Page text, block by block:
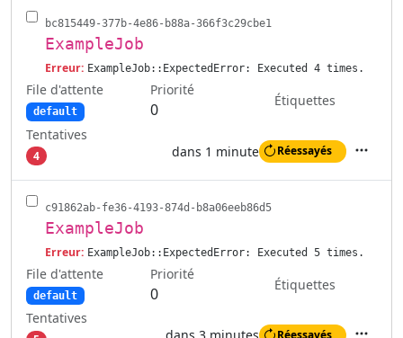
bc815449-377b-4e86-b88a-366f3c29cbe1
ExampleJob
Erreur: ExampleJob::ExpectedError: Executed 4 times.
File d'attente
default
Priorité
0
Étiquettes
Tentatives
4 dans 1 minute Réessayés Actions
c91862ab-fe36-4193-874d-b8a06eeb86d5
ExampleJob
Erreur: ExampleJob::ExpectedError: Executed 5 times.
File d'attente
default
Priorité
0
Étiquettes
Tentatives
Réessayés